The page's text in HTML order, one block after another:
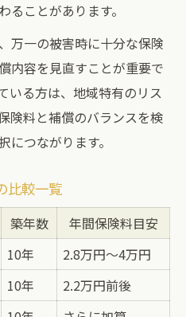
ことがあります。
万一の被害時に十分な保険
内容を見直すことが重要で
いる方は、地域特有のリス
険料と補償のバランスを検
つながります。
比較一覧
築年数
年間保険料目安
10年
2.8万円～4万円
10年
2.2万円前後